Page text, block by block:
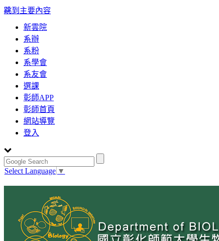
跳到主要內容
:::
新雲院
系辦
系粉
系學會
系友會
選課
彰師APP
彰師首頁
網站導覽
登入
Select Language ▼